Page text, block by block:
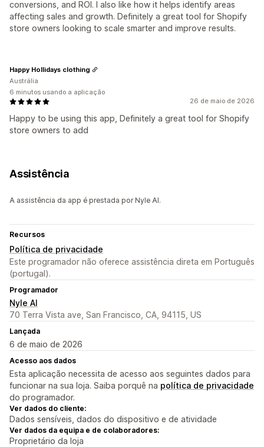
conversions, and ROI. I also like how it helps identify areas
affecting sales and growth. Definitely a great tool for Shopify
store owners looking to scale smarter and improve results.
26 de maio de 2026
Happy to be using this app, Definitely a great tool for Shopify
store owners to add
Happy Hollidays clothing
Austrália
6 minutos usando a aplicação
Assistência
A assistência da app é prestada por Nyle AI.
Recursos
Política de privacidade
Este programador não oferece assistência direta em Português
(portugal).
Programador
Nyle AI
70 Terra Vista ave, San Francisco, CA, 94115, US
Lançada
6 de maio de 2026
Acesso aos dados
Esta aplicação necessita de acesso aos seguintes dados para
funcionar na sua loja. Saiba porquê na política de privacidade
do programador.
Ver dados do cliente:
Dados sensíveis, dados do dispositivo e de atividade
Ver dados da equipa e de colaboradores:
Proprietário da loja